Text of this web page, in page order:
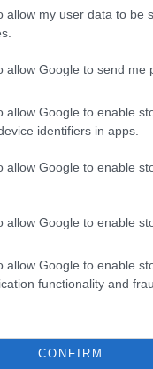
allow my user data to be
allow Google to send me
allow Google to enable
identifiers in apps.
allow Google to enable
allow Google to enable
allow Google to enable
functionality and
CONFIRM
i vicoli
ogni
dalle sue
900 metri,